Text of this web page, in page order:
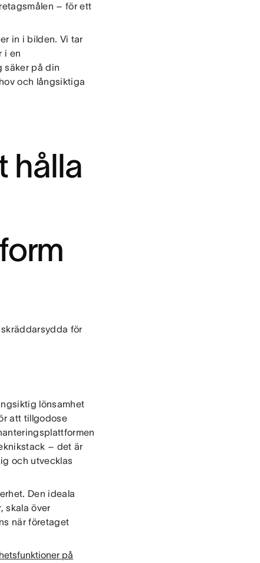
– för ett
in i bilden. Vi tar
i en
säker på din
och långsiktiga
hålla
för
lönsamhet
att tillgodose
– det är
och utvecklas
Den ideala
skala över
när företaget
på